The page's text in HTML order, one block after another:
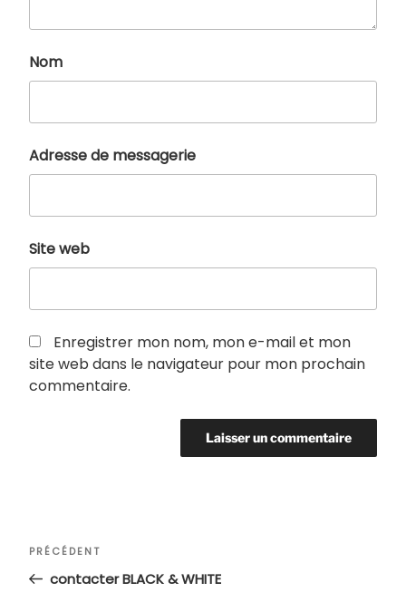
Nom
Adresse de messagerie
Site web
Enregistrer mon nom, mon e-mail et mon
site web dans le navigateur pour mon prochain
commentaire.
Navigation
l’article
Article
précédent
PRÉCÉDENT
contacter BLACK & WHITE